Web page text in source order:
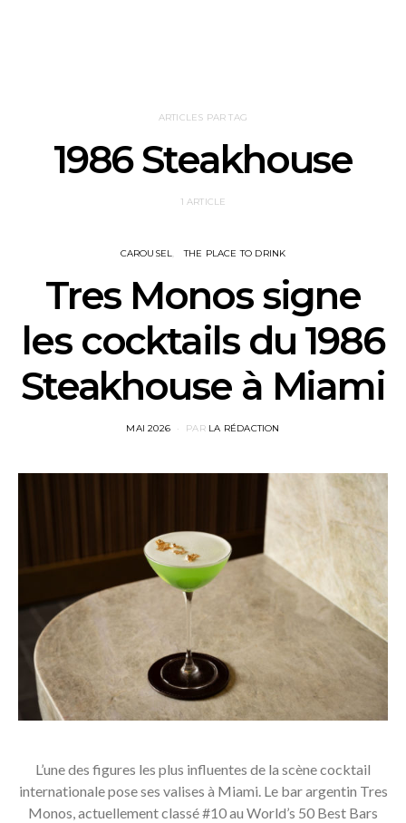
ARTICLES PAR TAG
1986 Steakhouse
1 ARTICLE
CAROUSEL THE PLACE TO DRINK
Tres Monos signe
les cocktails du 1986
Steakhouse à Miami
POSTED
MAI 2026 PAR LA RÉDACTION
L’une des figures les plus influentes de la scène cocktail
internationale pose ses valises à Miami. Le bar argentin Tres
Monos, actuellement classé #10 au World’s 50 Best Bars